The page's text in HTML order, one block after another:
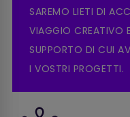
SAREMO LIETI DI
VIAGGIO CREATIVO
SUPPORTO DI CUI
I VOSTRI PROGETTI.